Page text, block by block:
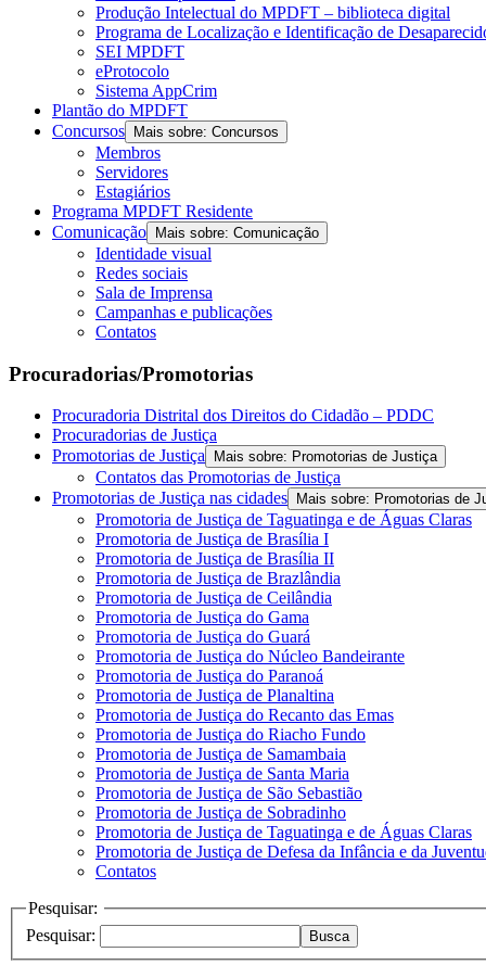
Produção Intelectual do MPDFT – biblioteca digital
Programa de Localização e Identificação de
SEI MPDFT
eProtocolo
Sistema AppCrim
Plantão do MPDFT
Concursos
Mais sobre: Concursos
Membros
Servidores
Estagiários
Programa MPDFT Residente
Comunicação
Mais sobre: Comunicação
Identidade visual
Redes sociais
Sala de Imprensa
Campanhas e publicações
Contatos
Procuradorias/Promotorias
Procuradoria Distrital dos Direitos do Cidadão – PDDC
Procuradorias de Justiça
Promotorias de Justiça
Mais sobre: Promotorias de Justiça
Contatos das Promotorias de Justiça
Promotorias de Justiça nas cidades
Mais sobre: Promotorias de
Promotoria de Justiça de Taguatinga e de Águas Claras
Promotoria de Justiça de Brasília I
Promotoria de Justiça de Brasília II
Promotoria de Justiça de Brazlândia
Promotoria de Justiça de Ceilândia
Promotoria de Justiça do Gama
Promotoria de Justiça do Guará
Promotoria de Justiça do Núcleo Bandeirante
Promotoria de Justiça do Paranoá
Promotoria de Justiça de Planaltina
Promotoria de Justiça do Recanto das Emas
Promotoria de Justiça do Riacho Fundo
Promotoria de Justiça de Samambaia
Promotoria de Justiça de Santa Maria
Promotoria de Justiça de São Sebastião
Promotoria de Justiça de Sobradinho
Promotoria de Justiça de Taguatinga e de Águas Claras
Promotoria de Justiça de Defesa da Infância e da
Contatos
Pesquisar:
Pesquisar:
Busca